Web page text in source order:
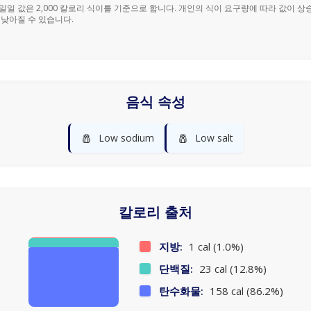
일 값은 2,000 칼로리 식이를 기준으로 합니다. 개인의 식이 요구량에 따라 값이 상
아질 수 있습니다.
음식 속성
🧂 Low sodium 🧂 Low salt
칼로리 출처
지방: 1 cal (1.0%)
단백질: 23 cal (12.8%)
탄수화물: 158 cal (86.2%)